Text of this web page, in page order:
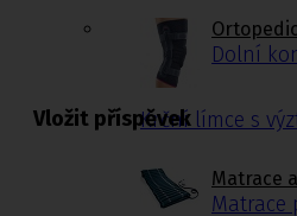
Dolní
Krční límce s
Matrace
Matrace
Vložit příspěvek